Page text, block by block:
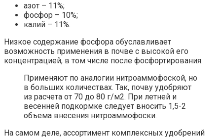
азот – 11%;
фосфор – 10%;
калий – 11%.
Низкое содержание фосфора обуславливает
возможность применения в почве с высокой его
концентрацией, в том числе после фосфортирования.
Применяют по аналогии нитроаммофоской, но
в больших количествах. Так, почву удобряют
из расчета от 70 до 80 г/м2. При летней и
весенней подкормке следует вносить 1,5-2
объема внесения нитроаммофоски.
На самом деле, ассортимент комплексных удобрений